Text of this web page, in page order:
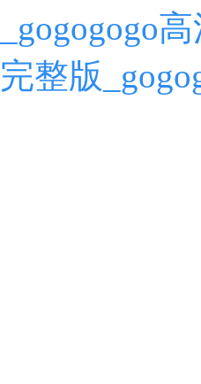
_gogogogo
完整版